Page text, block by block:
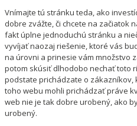
Vnímajte tú stránku teda, ako
dobre zvážte, či chcete na začiatok
fakt úplne jednoduchú stránku a
vyvíjať naozaj riešenie, ktoré vás
na úrovni a prinesie vám množstvo
potom skúsiť dlhodobo nechať toto
podstate prichádzate o zákazníkov,
toho webu mohli prichádzať práve
web nie je tak dobre urobený, ako
urobený.